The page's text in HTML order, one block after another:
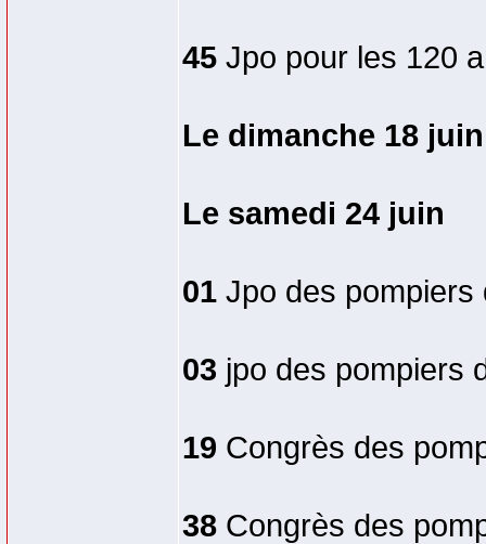
45 Jpo pour les 120
Le dimanche 18 juin
Le samedi 24 juin
01 Jpo des pompiers
03 jpo des pompiers
19 Congrès des
38 Congrès des